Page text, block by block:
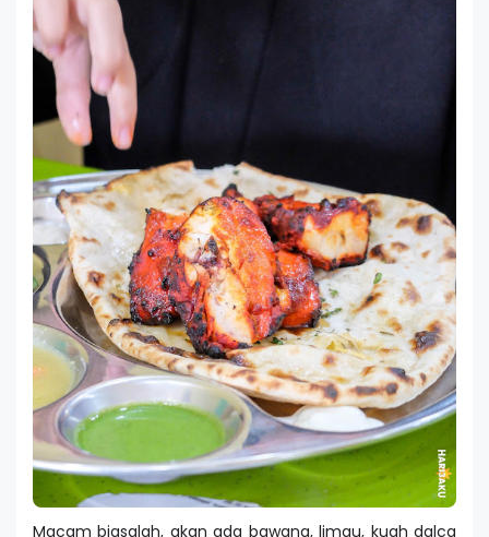
Macam biasalah, akan ada bawang, limau, kuah dalca